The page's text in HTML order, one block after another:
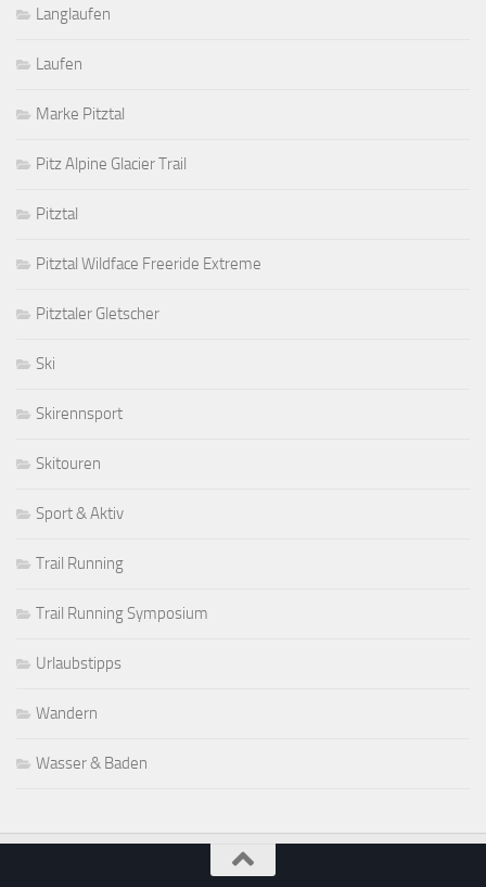
Langlaufen
Laufen
Marke Pitztal
Pitz Alpine Glacier Trail
Pitztal
Pitztal Wildface Freeride Extreme
Pitztaler Gletscher
Ski
Skirennsport
Skitouren
Sport & Aktiv
Trail Running
Trail Running Symposium
Urlaubstipps
Wandern
Wasser & Baden